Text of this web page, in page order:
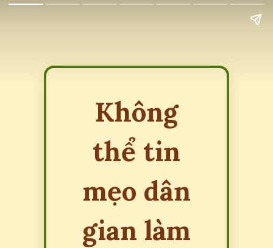
Không
thể tin
mẹo dân
gian làm